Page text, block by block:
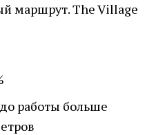
маршрут. The Village
работы больше